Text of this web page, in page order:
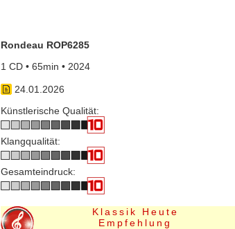
Rondeau ROP6285
1 CD • 65min • 2024
24.01.2026
Künstlerische Qualität:
Klangqualität:
Gesamteindruck:
Klassik Heute
Empfehlung